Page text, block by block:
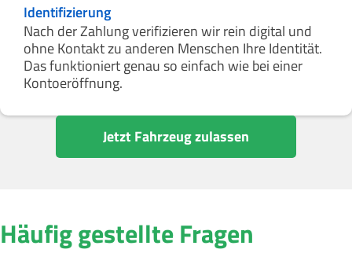
Identifizierung
Nach der Zahlung verifizieren wir rein digital und
ohne Kontakt zu anderen Menschen Ihre Identität.
Das funktioniert genau so einfach wie bei einer
Kontoeröffnung.
Jetzt Fahrzeug zulassen
Häufig gestellte Fragen